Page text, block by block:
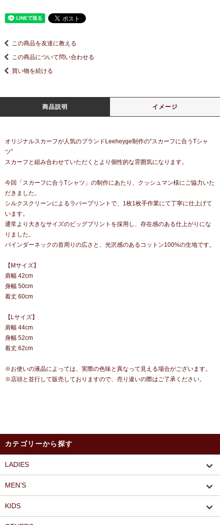
この商品を友達に教える
この商品について問い合わせる
買い物を続ける
商品説明 イメージ
オリジナルスカーフが人気のブランドLeeheyge制作の”スカーフに合うTシャ
ツ”
スカーフと組み合わせていただくとより個性的な雰囲気になります。
今回「スカーフに合うTシャツ」の制作にあたり、クッシュマン様にご協力いた
だきました。
シルクスクリーンによるラバープリントで、1枚1枚手作業にて丁寧に仕上げて
います。
通常より大きなサイズのビッグプリントを採用し、存在感のある仕上がりにな
りました。
バインダーネックの首周りの広さと、光沢感のあるコットン100%の生地です。
【Mサイズ】
肩幅 42cm
身幅 50cm
着丈 60cm
【Lサイズ】
肩幅 44cm
身幅 52cm
着丈 62cm
※お使いの液晶によっては、実際の色味と異なって見える場合がございます。
※店頭と並行して販売しておりますので、売り違いの際はご了承ください。
カテゴリーから探す
LADIES
MEN’S
KIDS